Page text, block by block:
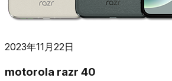
2023年11月22日
motorola razr 40